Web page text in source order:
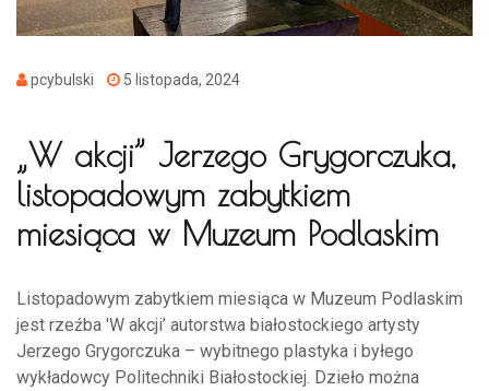
pcybulski 5 listopada, 2024
„W akcji” Jerzego Grygorczuka,
listopadowym zabytkiem
miesiąca w Muzeum Podlaskim
Listopadowym zabytkiem miesiąca w Muzeum Podlaskim
jest rzeźba 'W akcji’ autorstwa białostockiego artysty
Jerzego Grygorczuka – wybitnego plastyka i byłego
wykładowcy Politechniki Białostockiej. Dzieło można